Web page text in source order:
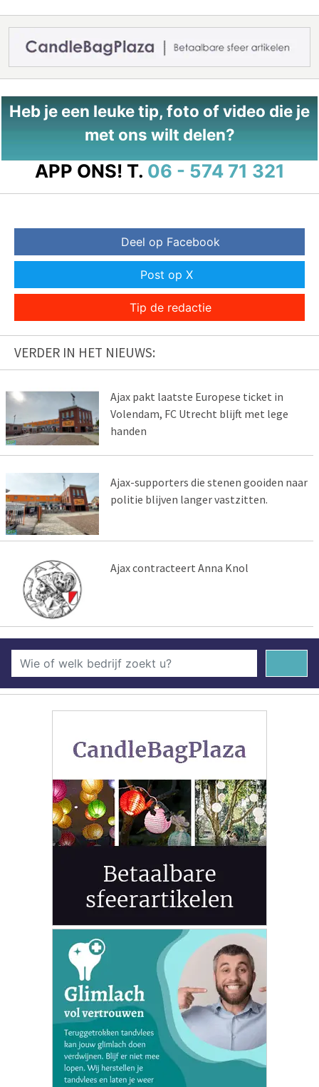
Heb je een leuke tip, foto of video die je
met ons wilt delen?
APP ONS! T. 06 - 574 71 321
Deel op Facebook
Post op X
Tip de redactie
VERDER IN HET NIEUWS:
Ajax pakt laatste Europese ticket in
Volendam, FC Utrecht blijft met lege
handen
Ajax-supporters die stenen gooiden naar
politie blijven langer vastzitten.
Ajax contracteert Anna Knol